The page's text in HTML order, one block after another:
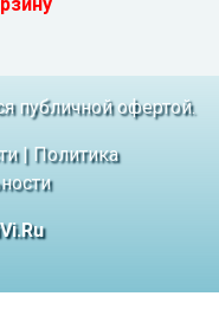
публичной офертой.
| Политика